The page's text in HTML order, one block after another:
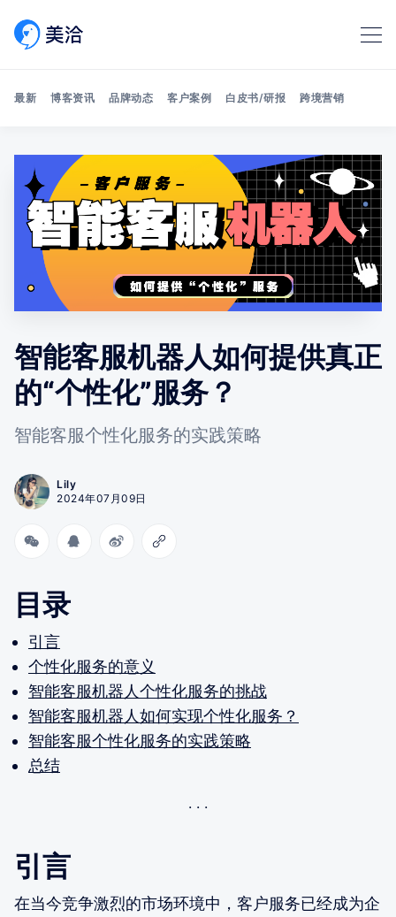
Search 美洽博客
最新 博客资讯 品牌动态 客户案例 白皮书/研报 跨境营销
智能客服机器人如何提供真正
的“个性化”服务？
智能客服个性化服务的实践策略
Lily
2024年07月09日
目录
引言
个性化服务的意义
智能客服机器人个性化服务的挑战
智能客服机器人如何实现个性化服务？
智能客服个性化服务的实践策略
总结
引言
在当今竞争激烈的市场环境中，客户服务已经成为企